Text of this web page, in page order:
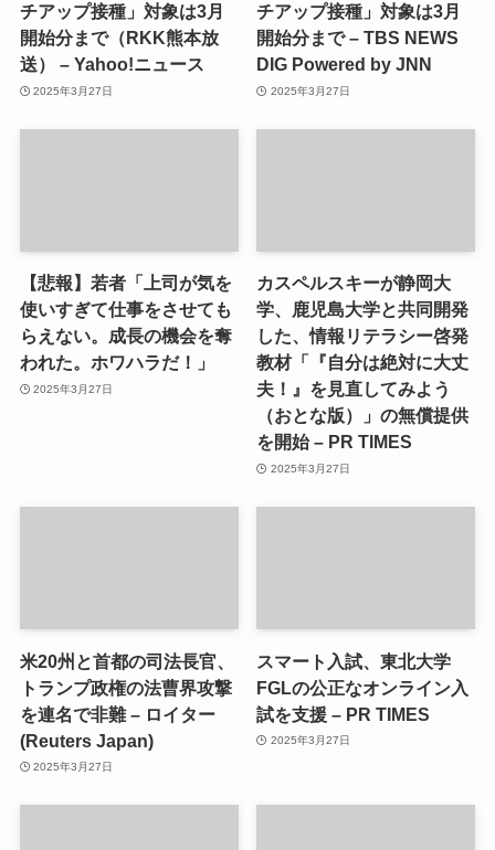
チアップ接種」対象は3月
開始分まで（RKK熊本放
送） – Yahoo!ニュース
2025年3月27日
チアップ接種」対象は3月
開始分まで – TBS NEWS
DIG Powered by JNN
2025年3月27日
【悲報】若者「上司が気を
使いすぎて仕事をさせても
らえない。成長の機会を奪
われた。ホワハラだ！」
2025年3月27日
カスペルスキーが静岡大
学、鹿児島大学と共同開発
した、情報リテラシー啓発
教材「『自分は絶対に大丈
夫！』を見直してみよう
（おとな版）」の無償提供
を開始 – PR TIMES
2025年3月27日
米20州と首都の司法長官、
トランプ政権の法曹界攻撃
を連名で非難 – ロイター
(Reuters Japan)
2025年3月27日
スマート入試、東北大学
FGLの公正なオンライン入
試を支援 – PR TIMES
2025年3月27日